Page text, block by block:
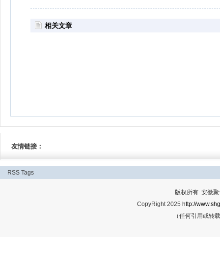
相关文章
友情链接：
RSS Tags
版权所有: 安徽
CopyRight 2025 http://
（任何引用或转